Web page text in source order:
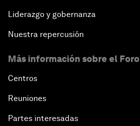
Liderazgo y gobernanza
Nuestra repercusión
Más información sobre el Foro
Centros
Reuniones
Partes interesadas